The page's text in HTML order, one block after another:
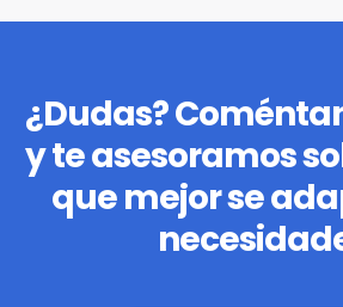
¿Dudas?
y te asesoramos
que mejor se